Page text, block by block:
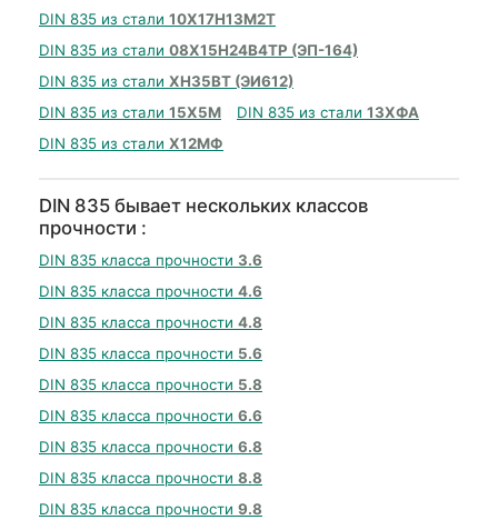
DIN 835 из стали 10Х17Н13М2Т
DIN 835 из стали 08Х15Н24В4ТР (ЭП-164)
DIN 835 из стали ХН35ВТ (ЭИ612)
DIN 835 из стали 15Х5М DIN 835 из стали 13ХФА
DIN 835 из стали Х12МФ
DIN 835 бывает нескольких классов
прочности :
DIN 835 класса прочности 3.6
DIN 835 класса прочности 4.6
DIN 835 класса прочности 4.8
DIN 835 класса прочности 5.6
DIN 835 класса прочности 5.8
DIN 835 класса прочности 6.6
DIN 835 класса прочности 6.8
DIN 835 класса прочности 8.8
DIN 835 класса прочности 9.8